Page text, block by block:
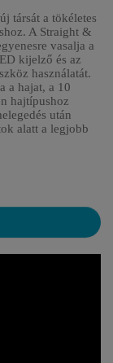
társát a tökéletes
A Straight &
vasalja a
kijelző és az
használatát.
a hajat, a 10
hajtípushoz
után
alatt a legjobb